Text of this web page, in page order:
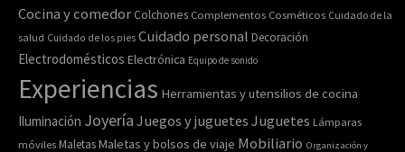
Cocina y comedor Colchones Complementos Cosméticos Cuidado de la
salud Cuidado de los pies Cuidado personal Decoración
Electrodomésticos Electrónica Equipo de sonido
Experiencias Herramientas y utensilios de cocina
Iluminación Joyería Juegos y juguetes Juguetes Lámparas
móviles MaletasMaletas y bolsos de viaje Mobiliario Organización y